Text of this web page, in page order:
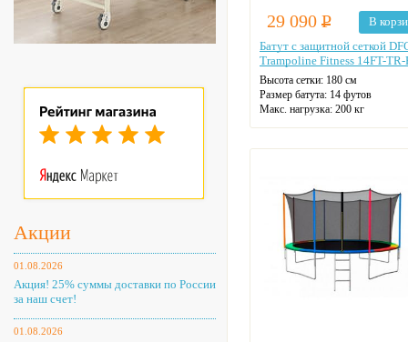
Акции
01.08.2026
Акция! 25% суммы доставки по России
за наш счет!
01.08.2026
29 090 Р
В
Батут с защитной сеткой
Trampoline Fitness 14FT-
Высота сетки: 180 см
Размер батута: 14 футов
Макс. нагрузка: 200 кг